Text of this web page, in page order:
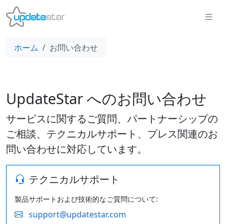
ホーム お問い合わせ
UpdateStar へのお問い合わせ
サービスに関するご質問、パートナーシップの
ご相談、テクニカルサポート、プレス関連のお
問い合わせに対応しています。
テクニカルサポート
製品サポートおよび技術的なご質問について:
support@updatestar.com